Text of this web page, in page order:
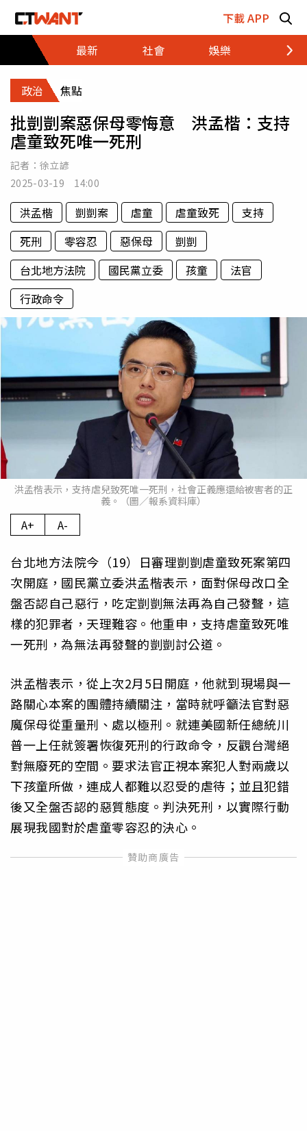
下載 APP
最新
社會 娛樂 財經
政治 焦點
批剴剴案惡保母零悔意 洪孟楷：支持
虐童致死唯一死刑
記者： 徐立諺
2025-03-19 14:00
洪孟楷 剴剴案 虐童 虐童致死
支持
死刑
零容忍 惡保母
剴剴
台北地方法院
國民黨立委 孩童
法官
行政命令
洪孟楷表示，支持虐兒致死唯一死刑，社會正義應還給被害者的正
義。（圖／報系資料庫）
A+ A-
台北地方法院今（19）日審理剴剴虐童致死案第四
次開庭，國民黨立委洪孟楷表示，面對保母改口全
盤否認自己惡行，吃定剴剴無法再為自己發聲，這
樣的犯罪者，天理難容。他重申，支持虐童致死唯
一死刑，為無法再發聲的剴剴討公道。
洪孟楷表示，從上次2月5日開庭，他就到現場與一
路關心本案的團體持續關注，當時就呼籲法官對惡
魔保母從重量刑、處以極刑。就連美國新任總統川
普一上任就簽署恢復死刑的行政命令，反觀台灣絕
對無廢死的空間。要求法官正視本案犯人對兩歲以
下孩童所做，連成人都難以忍受的虐待；並且犯錯
後又全盤否認的惡質態度。判決死刑，以實際行動
展現我國對於虐童零容忍的決心。